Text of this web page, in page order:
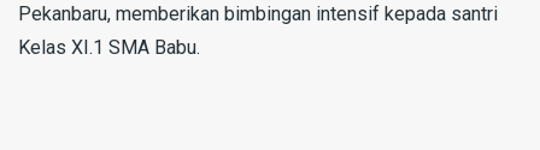
Pekanbaru, memberikan bimbingan intensif kepada santri
Kelas XI.1 SMA Babu.